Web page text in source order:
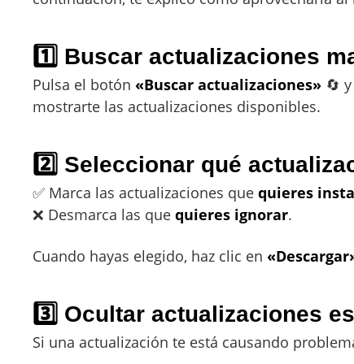
1️⃣ Buscar actualizaciones
Pulsa el botón «Buscar actualizaciones» 🔄
mostrarte las actualizaciones disponibles.
2️⃣ Seleccionar qué
✅ Marca las actualizaciones que quieres
❌ Desmarca las que quieres ignorar.
Cuando hayas elegido, haz clic en
3️⃣ Ocultar actualizaciones
Si una actualización te está causando